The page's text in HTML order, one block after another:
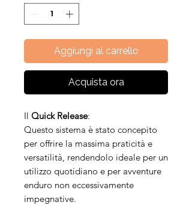
Aggiungi al carrello
Acquista ora
Il Quick Release:
Questo sistema è stato concepito
per offrire la massima praticità e
versatilità, rendendolo ideale per un
utilizzo quotidiano e per avventure
enduro non eccessivamente
impegnative.